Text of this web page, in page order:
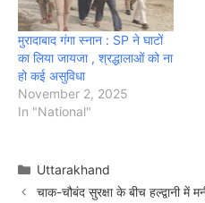
मुरादाबाद गंगा स्नान : SP ने घाटों
का लिया जायजा , श्रद्धालाओं को ना
हो कई असुविधा
November 2, 2025
In "National"
Categories
Uttarakhand
चाक-चौबंद सुरक्षा के बीच हल्द्वानी में